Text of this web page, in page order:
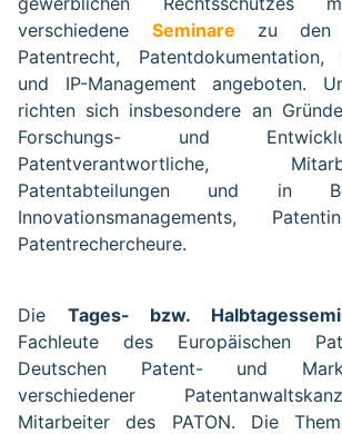
verschiedene Seminare zu den
Patentrecht, Patentdokumentation,
und IP-Management angeboten.
richten sich insbesondere an
Forschungs- und
Patentverantwortliche,
Patentabteilungen und in
Innovationsmanagements,
Patentrechercheure.
Die Tages- bzw.
Fachleute des Europäischen
Deutschen Patent- und
verschiedener
Mitarbeiter des PATON. Die